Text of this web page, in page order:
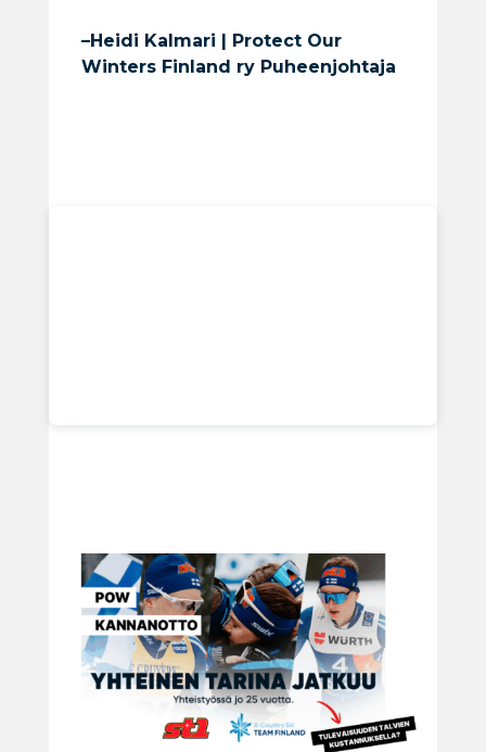
–Heidi Kalmari | Protect Our
Winters Finland ry Puheenjohtaja